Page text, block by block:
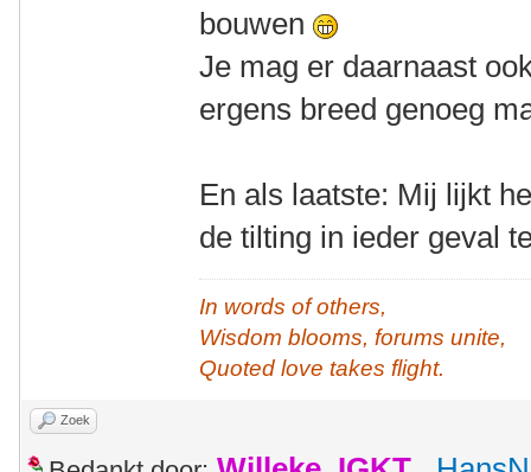
bouwen
Je mag er daarnaast
ergens breed genoeg
En als laatste: Mij lijkt
de tilting in ieder geval
In words of others,
Wisdom blooms, forums unite,
Quoted love takes flight.
Zoek